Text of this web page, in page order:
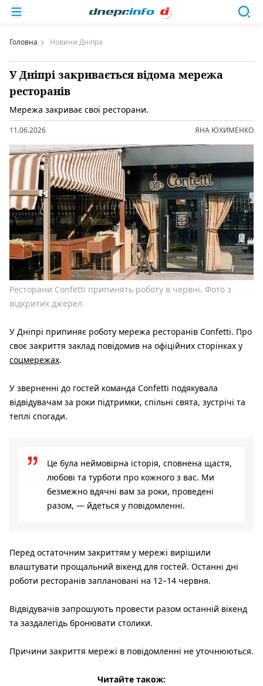
Головна Новини Дніпра
У Дніпрі закривається відома мережа
ресторанів
Мережа закриває свої ресторани.
11.06.2026 ЯНА ЮХИМЕНКО
Ресторани Confetti припинять роботу в червні. Фото з
відкритих джерел
У Дніпрі припиняє роботу мережа ресторанів Confetti. Про
своє закриття заклад повідомив на офіційних сторінках у
соцмережах.
У зверненні до гостей команда Confetti подякувала
відвідувачам за роки підтримки, спільні свята, зустрічі та
теплі спогади.
Це була неймовірна історія, сповнена щастя,
любові та турботи про кожного з вас. Ми
безмежно вдячні вам за роки, проведені
разом, — йдеться у повідомленні.
Перед остаточним закриттям у мережі вирішили
влаштувати прощальний вікенд для гостей. Останні дні
роботи ресторанів заплановані на 12–14 червня.
Відвідувачів запрошують провести разом останній вікенд
та заздалегідь бронювати столики.
Причини закриття мережі в повідомленні не уточнюються.
Читайте також: